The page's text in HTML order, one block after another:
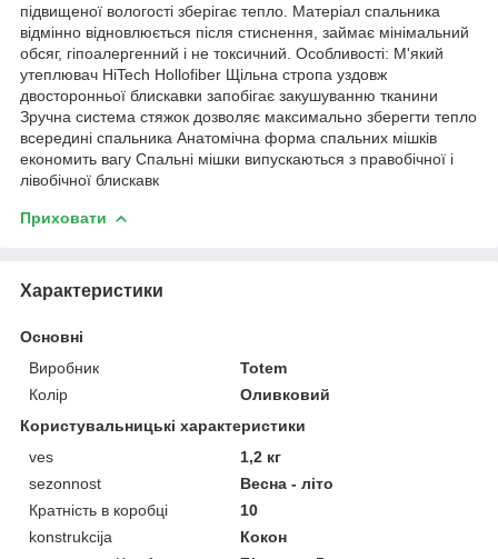
підвищеної вологості зберігає тепло. Матеріал спальника
відмінно відновлюється після стиснення, займає мінімальний
обсяг, гіпоалергенний і не токсичний. Особливості: М'який
утеплювач HiTech Hollofiber Щільна стропа уздовж
двосторонньої блискавки запобігає закушуванню тканини
Зручна система стяжок дозволяє максимально зберегти тепло
всередині спальника Анатомічна форма спальних мішків
економить вагу Спальні мішки випускаються з правобічної і
лівобічної блискавк
Приховати
Характеристики
Основні
Виробник
Totem
Колір
Оливковий
Користувальницькі характеристики
ves
1,2 кг
sezonnost
Весна - літо
Кратність в коробці
10
konstrukcija
Кокон